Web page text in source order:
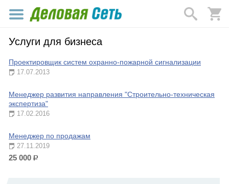
Услуги для бизнеса
Проектировщик систем охранно-пожарной сигнализации
17.07.2013
Менеджер развития направления "Строительно-техническая
экспертиза"
17.02.2016
Менеджер по продажам
27.11.2019
25 000 р.